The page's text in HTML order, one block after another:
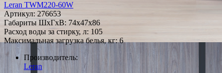
Leran TWM220-60W
Артикул: 276653
Габариты ШxГxВ: 74x47x86
Расход воды за стирку, л: 105
Максимальная загрузка белья, кг: 6
Производитель:
Leran